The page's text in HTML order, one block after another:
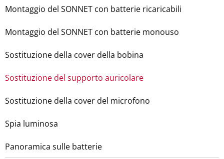
Montaggio del SONNET con batterie ricaricabili
Montaggio del SONNET con batterie monouso
Sostituzione della cover della bobina
Sostituzione del supporto auricolare
Sostituzione della cover del microfono
Spia luminosa
Panoramica sulle batterie